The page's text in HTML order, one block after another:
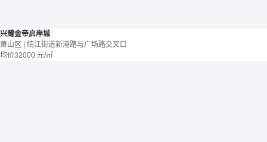
兴耀金帝启岸城
萧山区 | 靖江街道新港路与广场路交叉口
均价32000 元/㎡